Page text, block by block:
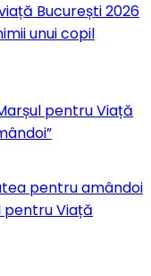
București 2026
unui copil
pentru Viață
pentru amândoi
pentru Viață